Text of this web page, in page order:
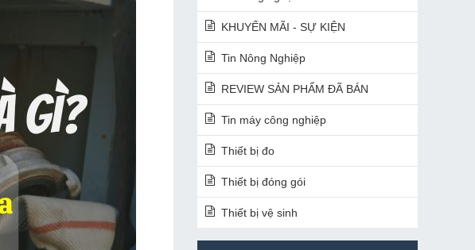
KHUYẾN MÃI - SỰ KIỆN
Tin Nông Nghiệp
REVIEW SẢN PHẨM ĐÃ BÁN
Tin máy công nghiệp
Thiết bị đo
Thiết bị đóng gói
Thiết bị vệ sinh